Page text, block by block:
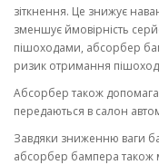
зіткнення. Це знижує
зменшує ймовірність
пішоходами, абсорбер
ризик отримання
Абсорбер також
передаються в салон
Завдяки зниженню ваги
абсорбер бампера також